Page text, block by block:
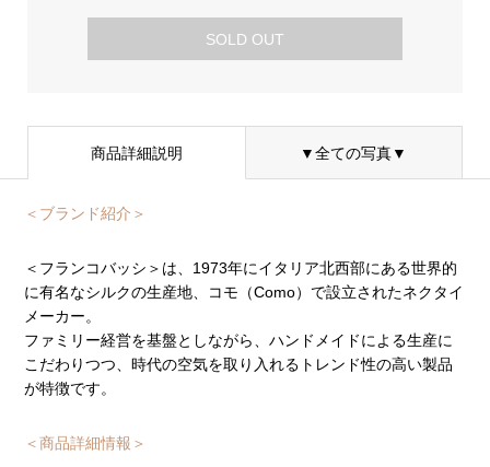
SOLD OUT
商品詳細説明 ▼全ての写真▼
＜ブランド紹介＞
＜フランコバッシ＞は、1973年にイタリア北西部にある世界的
に有名なシルクの生産地、コモ（Como）で設立されたネクタイ
メーカー。
ファミリー経営を基盤としながら、ハンドメイドによる生産に
こだわりつつ、時代の空気を取り入れるトレンド性の高い製品
が特徴です。
＜商品詳細情報＞